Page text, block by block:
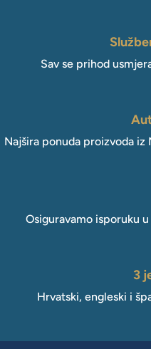
Sav se prihod
Najšira ponuda proizvoda iz
Osiguravamo isporuku
3
Hrvatski, engleski i